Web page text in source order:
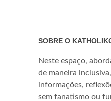
SOBRE O
Neste espaço,
de maneira
informações,
sem fanatismo ou